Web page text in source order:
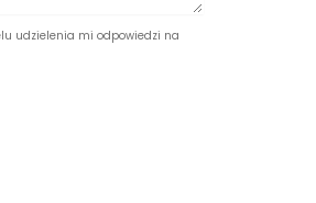
udzielenia mi odpowiedzi na